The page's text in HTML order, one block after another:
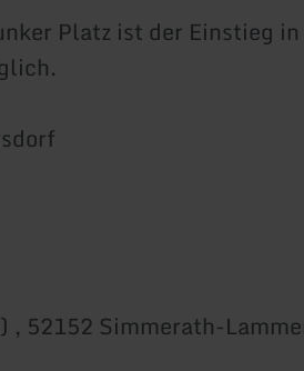
Platz ist der Einstieg
, 52152 Simmerath-